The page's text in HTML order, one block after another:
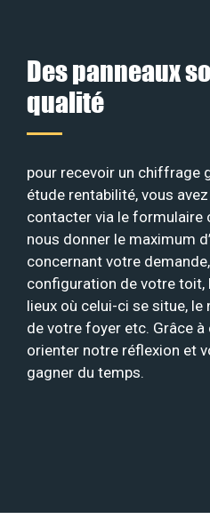
Des panneaux
qualité
pour recevoir un chiffrage
étude rentabilité, vous
contacter via le formulaire
nous donner le maximum
concernant votre
configuration de votre toit,
lieux où celui-ci se situe, le
de votre foyer etc. Grâce
orienter notre réflexion et
gagner du temps.